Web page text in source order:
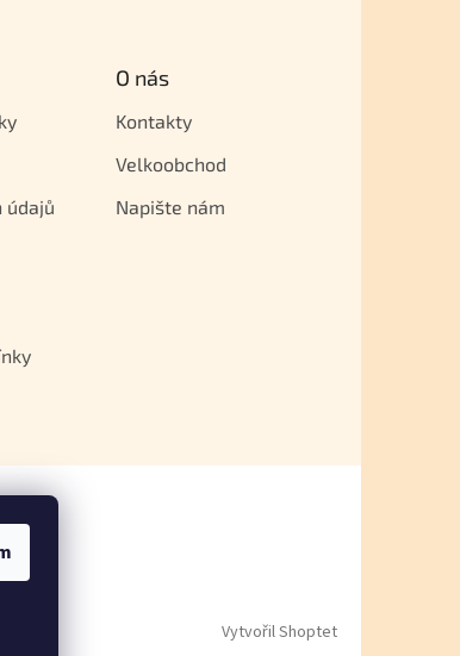
údajů
O nás
Kontakty
Velkoobchod
Napište nám
Vytvořil Shoptet